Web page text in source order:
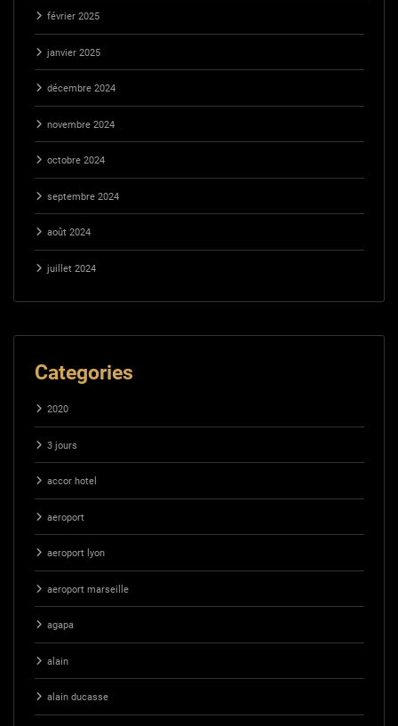
février 2025
janvier 2025
décembre 2024
novembre 2024
octobre 2024
septembre 2024
août 2024
juillet 2024
Categories
2020
3 jours
accor hotel
aeroport
aeroport lyon
aeroport marseille
agapa
alain
alain ducasse